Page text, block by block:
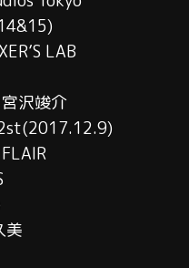
LAB
沢竣介
美